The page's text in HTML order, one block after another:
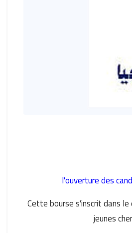
l'ouverture des
Cette bourse s'inscrit dans
jeunes